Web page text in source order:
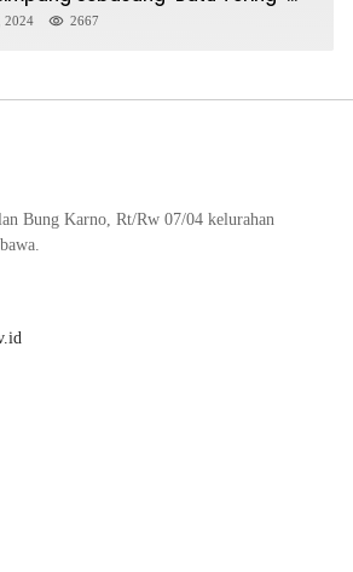
2024 2667
Bung Karno, Rt/Rw 07/04 kelurahan